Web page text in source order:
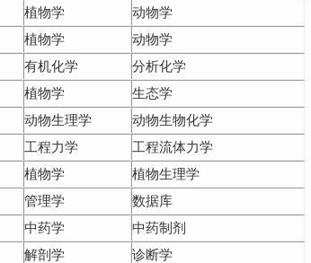
植物学
动物学
植物学
动物学
有机化学
分析化学
植物学
生态学
动物生理学
动物生物化学
工程力学
工程流体力学
植物学
植物生理学
管理学
数据库
中药学
中药制剂
解剖学 诊断学